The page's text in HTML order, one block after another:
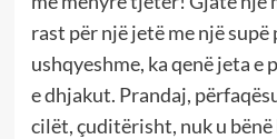
rast për një jetë me një supë
ushqyeshme, ka qenë jeta
e dhjakut. Prandaj,
cilët, çuditërisht, nuk u